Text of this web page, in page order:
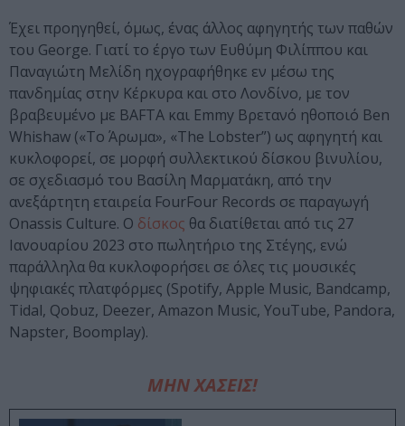
Έχει προηγηθεί, όμως, ένας άλλος αφηγητής των παθών
του George. Γιατί το έργο των Ευθύμη Φιλίππου και
Παναγιώτη Μελίδη ηχογραφήθηκε εν μέσω της
πανδημίας στην Κέρκυρα και στο Λονδίνο, με τον
βραβευμένο με BAFTA και Emmy Βρετανό ηθοποιό Ben
Whishaw («Το Άρωμα», «The Lobster”) ως αφηγητή και
κυκλοφορεί, σε μορφή συλλεκτικού δίσκου βινυλίου,
σε σχεδιασμό του Βασίλη Μαρματάκη, από την
ανεξάρτητη εταιρεία FourFour Records σε παραγωγή
Onassis Culture. Ο δίσκος θα διατίθεται από τις 27
Ιανουαρίου 2023 στο πωλητήριο της Στέγης, ενώ
παράλληλα θα κυκλοφορήσει σε όλες τις μουσικές
ψηφιακές πλατφόρμες (Spotify, Apple Music, Bandcamp,
Tidal, Qobuz, Deezer, Amazon Music, YouTube, Pandora,
Napster, Boomplay).
ΜΗΝ ΧΑΣΕΙΣ!